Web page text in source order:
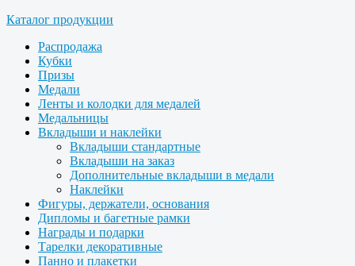
Каталог продукции
Распродажа
Кубки
Призы
Медали
Ленты и колодки для медалей
Медальницы
Вкладыши и наклейки
Вкладыши стандартные
Вкладыши на заказ
Дополнительные вкладыши в медали
Наклейки
Фигуры, держатели, основания
Дипломы и багетные рамки
Награды и подарки
Тарелки декоративные
Панно и плакетки